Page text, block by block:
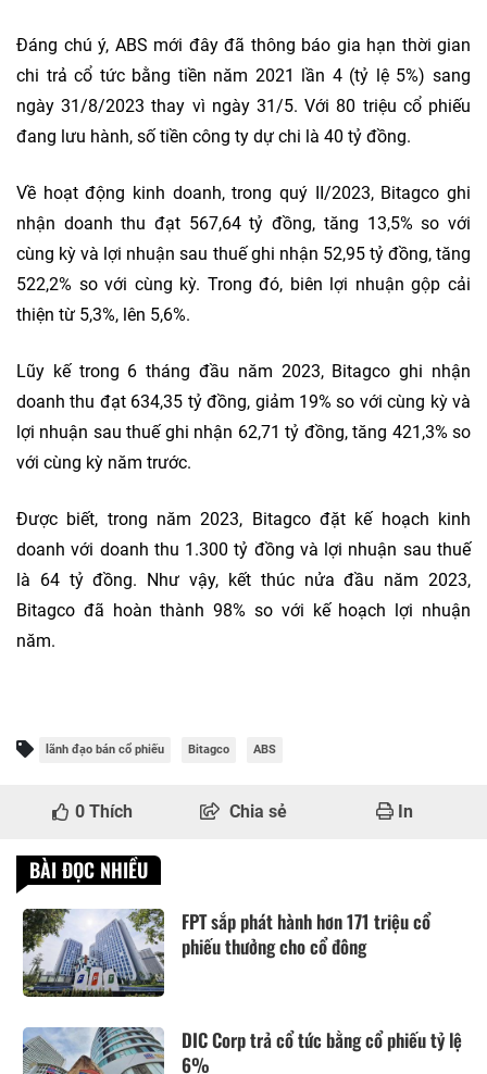
Đáng chú ý, ABS mới đây đã thông báo gia hạn thời gian
chi trả cổ tức bằng tiền năm 2021 lần 4 (tỷ lệ 5%) sang
ngày 31/8/2023 thay vì ngày 31/5. Với 80 triệu cổ phiếu
đang lưu hành, số tiền công ty dự chi là 40 tỷ đồng.
Về hoạt động kinh doanh, trong quý II/2023, Bitagco ghi
nhận doanh thu đạt 567,64 tỷ đồng, tăng 13,5% so với
cùng kỳ và lợi nhuận sau thuế ghi nhận 52,95 tỷ đồng, tăng
522,2% so với cùng kỳ. Trong đó, biên lợi nhuận gộp cải
thiện từ 5,3%, lên 5,6%.
Lũy kế trong 6 tháng đầu năm 2023, Bitagco ghi nhận
doanh thu đạt 634,35 tỷ đồng, giảm 19% so với cùng kỳ và
lợi nhuận sau thuế ghi nhận 62,71 tỷ đồng, tăng 421,3% so
với cùng kỳ năm trước.
Được biết, trong năm 2023, Bitagco đặt kế hoạch kinh
doanh với doanh thu 1.300 tỷ đồng và lợi nhuận sau thuế
là 64 tỷ đồng. Như vậy, kết thúc nửa đầu năm 2023,
Bitagco đã hoàn thành 98% so với kế hoạch lợi nhuận
năm.
lãnh đạo bán cổ phiếu Bitagco ABS
0 Thích Chia sẻ In
BÀI ĐỌC NHIỀU
FPT sắp phát hành hơn 171 triệu cổ
phiếu thưởng cho cổ đông
DIC Corp trả cổ tức bằng cổ phiếu tỷ lệ
6%